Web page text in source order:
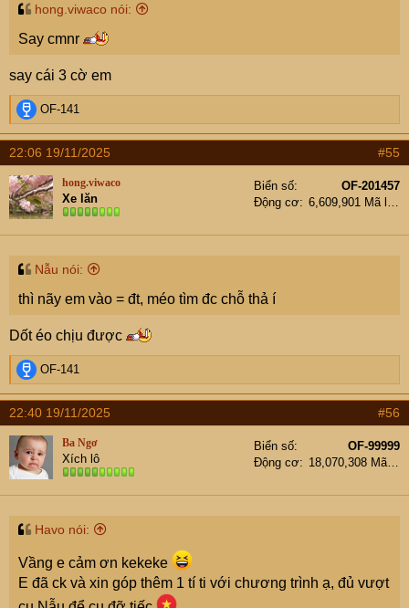
hong.viwaco nói:
Say cmnr
say cái 3 cờ em
R
e
a
c
t
i
o
n
s
OF-141
22:06 19/11/2025 #55
hong.viwaco
Xe lăn
Biển số
OF-201457
Động cơ
Nẫu nói:
thì nãy em vào = đt, méo tìm đc chỗ thả í
Dốt éo chịu được
R
e
a
c
t
i
o
n
s
OF-141
22:40 19/11/2025 #56
Ba Ngơ
Xích lô
Biển số
OF-99999
Động cơ
Havo nói:
Vầng e cảm ơn kekeke
E đã ck và xin góp thêm 1 tí ti với chương trình ạ, đủ vượt